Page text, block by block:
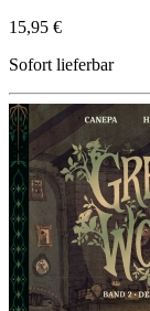
15,95 €
Sofort lieferbar